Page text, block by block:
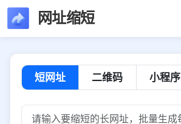
网址缩短
短网址 二维码 小程序